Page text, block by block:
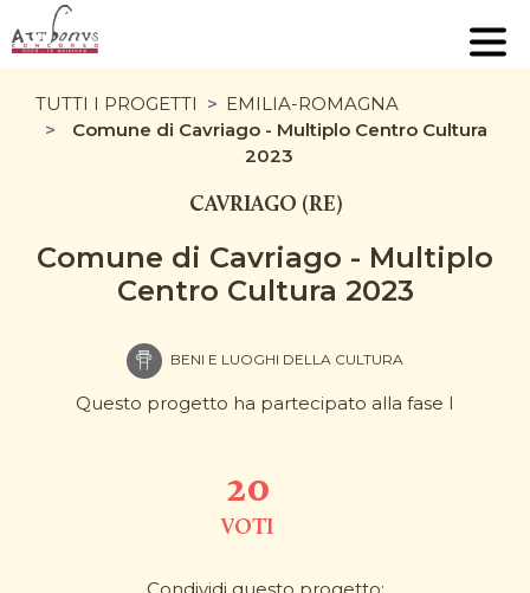
TUTTI I PROGETTI
EMILIA-ROMAGNA
Comune di Cavriago - Multiplo Centro Cultura
2023
CAVRIAGO (RE)
Comune di Cavriago - Multiplo
Centro Cultura 2023
BENI E LUOGHI DELLA CULTURA
Questo progetto ha partecipato alla fase I
20
VOTI